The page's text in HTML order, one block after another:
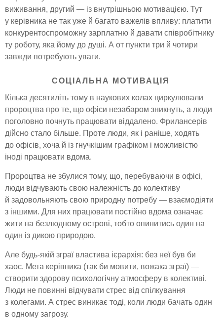
виживання, другий — із внутрішньою мотивацією. Тут
у керівника не так уже й багато важелів впливу: платити
конкурентоспроможну зарплатню й давати співробітнику
ту роботу, яка йому до душі. А от пункти три й чотири
завжди потребують уваги.
СОЦІАЛЬНА МОТИВАЦІЯ
Кілька десятиліть тому в наукових колах циркулювали
пророцтва про те, що офіси незабаром зникнуть, а люди
поголовно почнуть працювати віддалено. Фрилансерів
дійсно стало більше. Проте люди, як і раніше, ходять
до офісів, хоча й із гнучкішим графіком і можливістю
іноді працювати вдома.
Пророцтва не збулися тому, що, перебуваючи в офісі,
люди відчувають свою належність до колективу
й задовольняють свою природну потребу — взаємодіяти
з іншими. Для них працювати постійно вдома означає
жити на безлюдному острові, тобто опинитись один на
один із дикою природою.
Але будь-якій зграї властива ієрархія: без неї був би
хаос. Мета керівника (так би мовити, вожака зграї) —
створити здорову психологічну атмосферу в колективі.
Люди не повинні відчувати стрес від спілкування
з колегами. А стрес виникає тоді, коли люди бачать один
в одному загрозу.